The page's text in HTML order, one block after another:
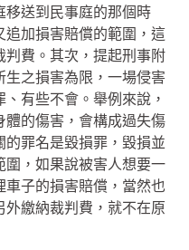
移送到民事庭的那個時
加損害賠償的範圍，這
費。其次，提起刑事附
之損害為限，一場侵害
有些不會。舉例來說，
的傷害，會構成過失傷
罪名是毀損罪，毀損並
，如果說被害人想要一
子的損害賠償，當然也
繳納裁判費，就不在原